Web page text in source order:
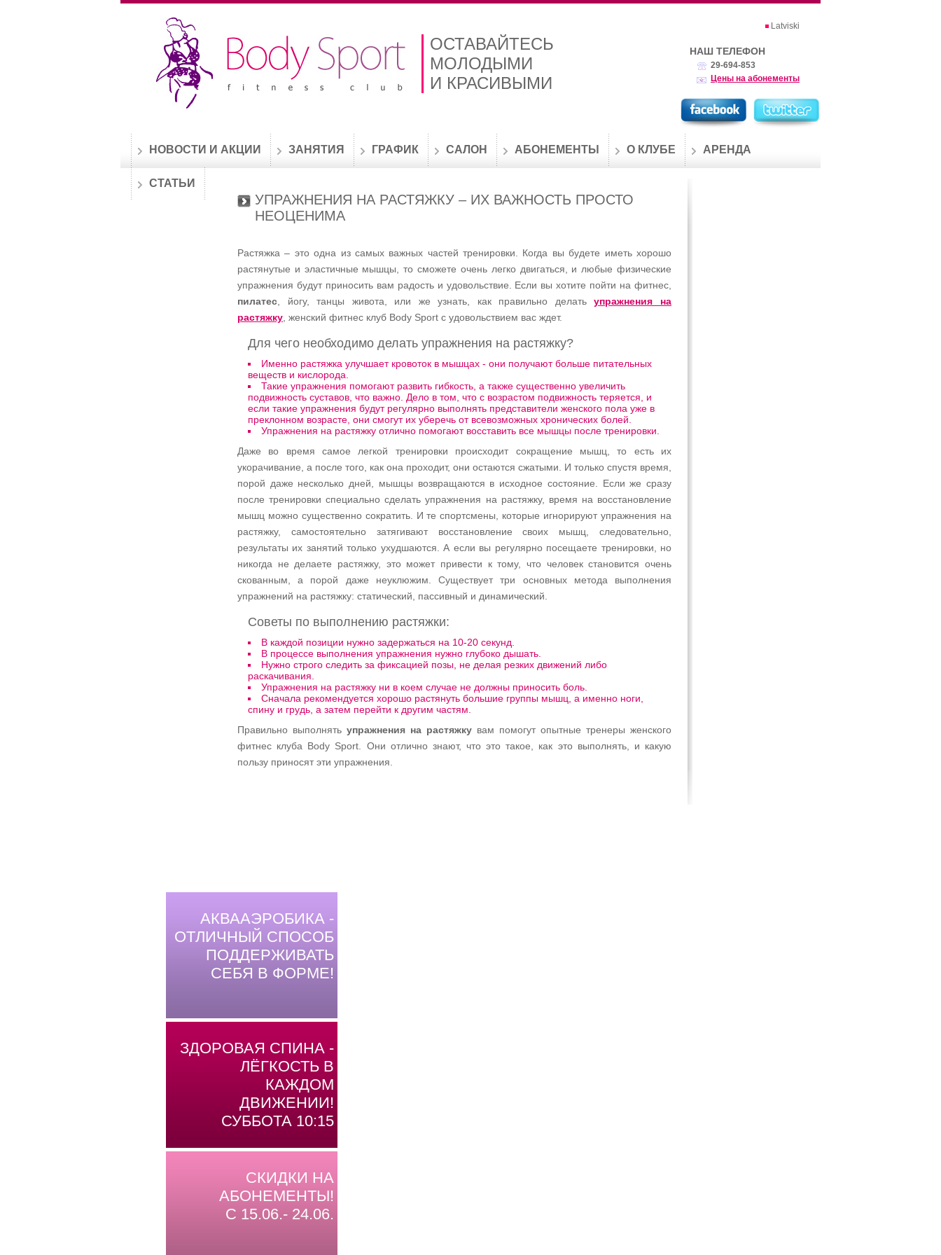
ОСТАВАЙТЕСЬ
МОЛОДЫМИ
И КРАСИВЫМИ
Latviski
НАШ ТЕЛЕФОН
29-694-853
Цены на абонементы
НОВОСТИ И АКЦИИ ЗАНЯТИЯ ГРАФИК САЛОН АБОНЕМЕНТЫ О КЛУБЕ АРЕНДА
СТАТЬИ
УПРАЖНЕНИЯ НА РАСТЯЖКУ – ИХ ВАЖНОСТЬ ПРОСТО
НЕОЦЕНИМА
Растяжка – это одна из самых важных частей тренировки. Когда вы будете иметь хорошо
растянутые и эластичные мышцы, то сможете очень легко двигаться, и любые физические
упражнения будут приносить вам радость и удовольствие. Если вы хотите пойти на фитнес,
пилатес , йогу, танцы живота, или же узнать, как правильно делатьупражнения на
растяжку , женский фитнес клуб Body Sport с удовольствием вас ждет.
Для чего необходимо делать упражнения на растяжку?
Именно растяжка улучшает кровоток в мышцах - они получают больше питательных
веществ и кислорода.
Такие упражнения помогают развить гибкость, а также существенно увеличить
подвижность суставов, что важно. Дело в том, что с возрастом подвижность теряется, и
если такие упражнения будут регулярно выполнять представители женского пола уже в
преклонном возрасте, они смогут их уберечь от всевозможных хронических болей.
Упражнения на растяжку отлично помогают восставить все мышцы после тренировки.
Даже во время самое легкой тренировки происходит сокращение мышц, то есть их
укорачивание, а после того, как она проходит, они остаются сжатыми. И только спустя время,
порой даже несколько дней, мышцы возвращаются в исходное состояние. Если же сразу
после тренировки специально сделать упражнения на растяжку, время на восстановление
мышц можно существенно сократить. И те спортсмены, которые игнорируют упражнения на
растяжку, самостоятельно затягивают восстановление своих мышц, следовательно,
результаты их занятий только ухудшаются. А если вы регулярно посещаете тренировки, но
никогда не делаете растяжку, это может привести к тому, что человек становится очень
скованным, а порой даже неуклюжим. Существует три основных метода выполнения
упражнений на растяжку: статический, пассивный и динамический.
Советы по выполнению растяжки:
В каждой позиции нужно задержаться на 10-20 секунд.
В процессе выполнения упражнения нужно глубоко дышать.
Нужно строго следить за фиксацией позы, не делая резких движений либо
раскачивания.
Упражнения на растяжку ни в коем случае не должны приносить боль.
Сначала рекомендуется хорошо растянуть большие группы мышц, а именно ноги,
спину и грудь, а затем перейти к другим частям.
Правильно выполнять упражнения на растяжку вам помогут опытные тренеры женского
фитнес клуба Body Sport. Они отлично знают, что это такое, как это выполнять, и какую
пользу приносят эти упражнения.
АКВААЭРОБИКА -
ОТЛИЧНЫЙ СПОСОБ
ПОДДЕРЖИВАТЬ
СЕБЯ В ФОРМЕ!
ЗДОРОВАЯ СПИНА -
ЛЁГКОСТЬ В
КАЖДОМ
ДВИЖЕНИИ!
СУББОТА 10:15
СКИДКИ НА
АБОНЕМЕНТЫ!
С 15.06.- 24.06.